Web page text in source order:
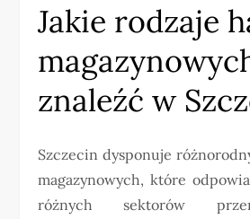
Jakie rodzaje
znaleźć w
Szczecin dysponuje
magazynowych, które
różnych sektorów